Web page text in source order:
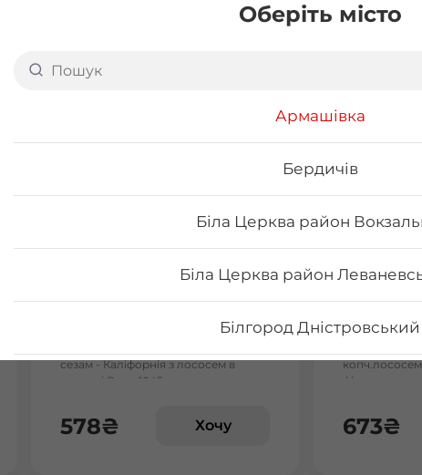
Оберіть місто
Армашівка
Бердичів
Біла Церква район
Біла Церква район
Білгород Дністровський
Бориспіль Головатого
Бориспіль Робітнича
сезам - Каліфорнія з лососем в
кунжуті Вага: 1045 г
578₴ Хочу
Сет Токіо
Вага: 1090 г
філа з
673₴